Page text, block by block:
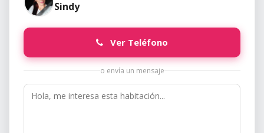
Sindy
Ver Teléfono
o envía un mensaje